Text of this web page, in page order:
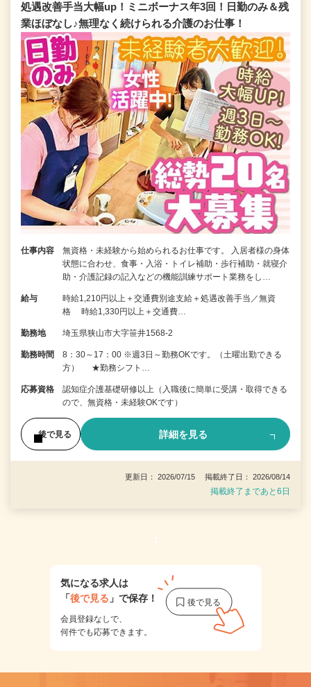
処遇改善手当大幅up！ミニボーナス年3回！日勤のみ＆残
業ほぼなし♪無理なく続けられる介護のお仕事！
仕事内容
無資格・未経験から始められるお仕事です。 入居者様の身体
状態に合わせ、食事・入浴・トイレ補助・歩行補助・就寝介
助・介護記録の記入などの機能訓練サポート業務をし…
給与
時給1,210円以上＋交通費別途支給＋処遇改善手当／無資
格 時給1,330円以上＋交通費…
勤務地 埼玉県狭山市大字笹井1568-2
勤務時間
8：30～17：00 ※週3日～勤務OKです。（土曜出勤できる
方） ★勤務シフト…
応募資格
認知症介護基礎研修以上（入職後に簡単に受講・取得できる
ので、無資格・未経験OKです）
後で見る 詳細を見る
更新日： 2026/07/15 掲載終了日： 2026/08/14
掲載終了まであと6日
1
気になる求人は
「後で見る 」で保存！
会員登録なしで、
何件でも応募できます。